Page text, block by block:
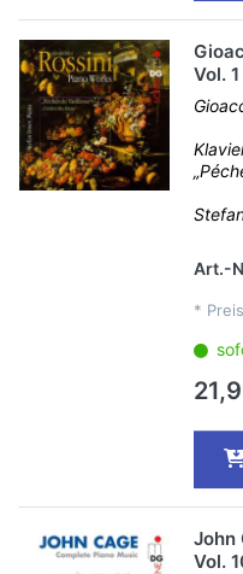
Vol. 1
Art.-
*
John
Vol.